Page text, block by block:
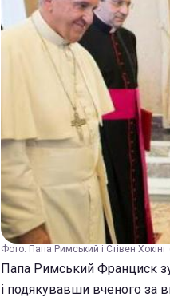
Фото: Папа Римський і Стівен
Папа Римський Франциск
і подякувавши вченого за